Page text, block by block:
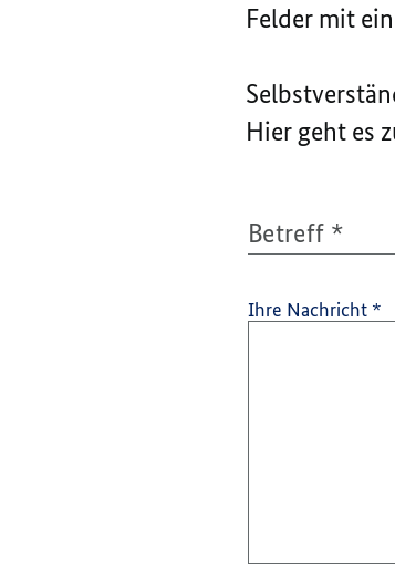
Felder mit
Hier geht es
Betreff *
Ihre Nachricht *